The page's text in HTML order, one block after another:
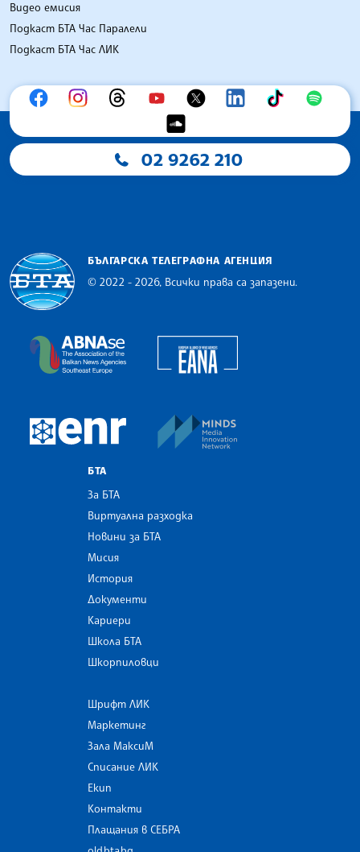
Видео емисия
Подкаст БТА Час Паралели
Подкаст БТА Час ЛИК
02 9262 210
БЪЛГАРСКА ТЕЛЕГРАФНА АГЕНЦИЯ
© 2022 - 2026, Всички права са запазени.
The Assocoation of the Balkan News Agencies
European Newsroom
БТА
За БТА
Виртуална разходка
Новини за БТА
Мисия
История
Документи
Кариери
Школа БТА
Шкорпиловци
Шрифт ЛИК
Маркетинг
Зала МаксиМ
Списание ЛИК
Екип
Контакти
Плащания в СЕБРА